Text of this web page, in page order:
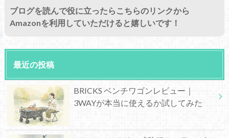
ブログを読んで役に立ったらこちらのリンクから
Amazonを利用していただけると嬉しいです！
最近の投稿
BRICKS ベンチワゴンレビュー｜
3WAYが本当に使えるか試してみた